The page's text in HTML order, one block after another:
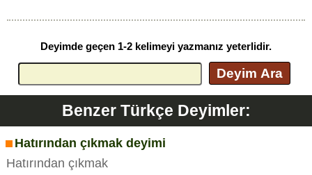
Deyimde geçen 1-2 kelimeyi yazmanız yeterlidir.
Deyim Ara
Benzer Türkçe Deyimler:
Hatırından çıkmak deyimi
Hatırından çıkmak